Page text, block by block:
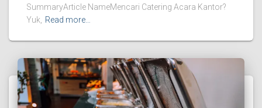
SummaryArticle NameMencari Catering Acara Kantor?
Yuk, Read more…